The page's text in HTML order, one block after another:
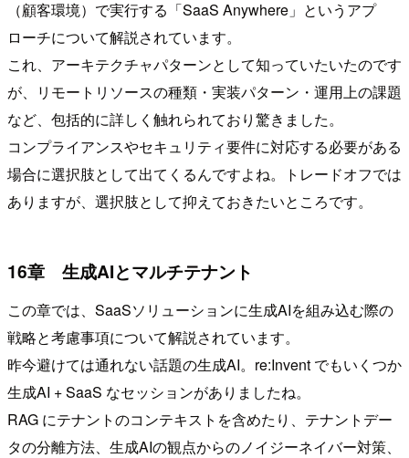
（顧客環境）で実行する「SaaS Anywhere」というアプ
ローチについて解説されています。
これ、アーキテクチャパターンとして知っていたいたのです
が、リモートリソースの種類・実装パターン・運用上の課題
など、包括的に詳しく触れられており驚きました。
コンプライアンスやセキュリティ要件に対応する必要がある
場合に選択肢として出てくるんですよね。トレードオフでは
ありますが、選択肢として抑えておきたいところです。
16章 生成AIとマルチテナント
この章では、SaaSソリューションに生成AIを組み込む際の
戦略と考慮事項について解説されています。
昨今避けては通れない話題の生成AI。re:Invent でもいくつか
生成AI + SaaS なセッションがありましたね。
RAG にテナントのコンテキストを含めたり、テナントデー
タの分離方法、生成AIの観点からのノイジーネイバー対策、